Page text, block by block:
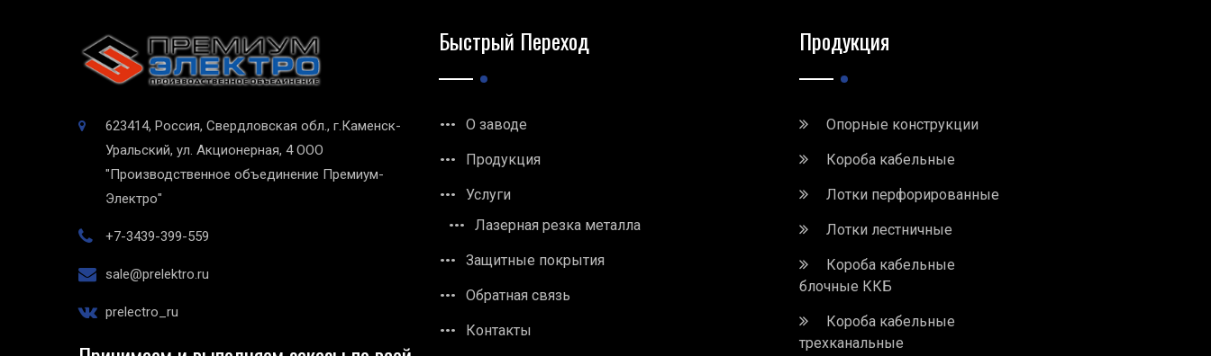
623414, Россия, Свердловская обл., г.Каменск-
Уральский, ул. Акционерная, 4 ООО
"Производственное объединение Премиум-
Электро"
+7-3439-399-559
sale@prelektro.ru
prelectro_ru
Быстрый Переход
О заводе
Продукция
Услуги
Лазерная резка металла
Защитные покрытия
Обратная связь
Контакты
Продукция
Опорные конструкции
Короба кабельные
Лотки перфорированные
Лотки лестничные
Короба кабельные
блочные ККБ
Короба кабельные
трехканальные